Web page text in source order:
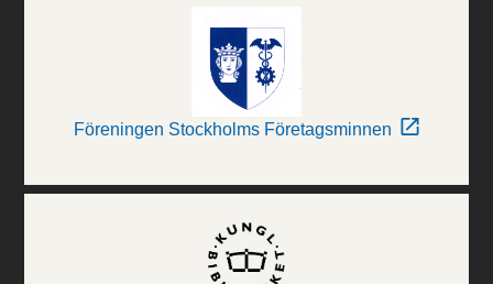
Föreningen Stockholms Företagsminnen